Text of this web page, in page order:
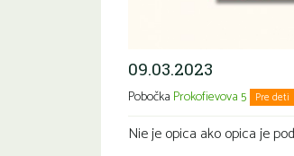
09.03.2023
Pobočka Prokofievova 5 Pre deti
Nie je opica ako opica je